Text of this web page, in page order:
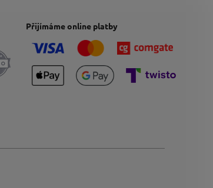
Přijímáme online platby